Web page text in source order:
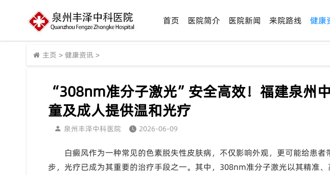
首页 医院简介 医院新闻 来院路线 健康
主页 > 健康资讯 >
“308nm准分子激光”安全高效！福建泉州
童及成人提供温和光疗
泉州丰泽中科医院 2026-06-09
白癜风作为一种常见的色素脱失性皮肤病，不仅影响外观，更可能给患
步，光疗已成为其重要的治疗手段之一。其中，308nm准分子激光以其精准